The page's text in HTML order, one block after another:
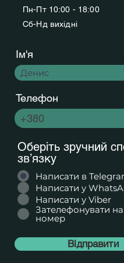
Пн-Пт 10:00 - 18:00
Сб-Нд вихідні
Ім'я
Телефон
Оберіть зручний
зв’язку
Написати в
Написати у
Написати у Viber
Зателефонувати
номер
Відправити